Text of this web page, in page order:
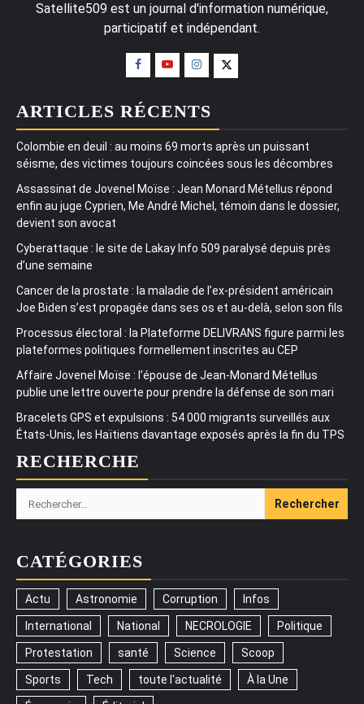
Satellite509 est un journal d'information numérique,
participatif et indépendant.
ARTICLES RÉCENTS
Colombie en deuil : au moins 69 morts après un puissant
séisme, des victimes toujours coincées sous les décombres
Assassinat de Jovenel Moïse : Jean Monard Métellus répond
enfin au juge Cyprien, Me André Michel, témoin dans le dossier,
devient son avocat
Cyberattaque : le site de Lakay Info 509 paralysé depuis près
d’une semaine
Cancer de la prostate : la maladie de l’ex-président américain
Joe Biden s’est propagée dans ses os et au-delà, selon son fils
Processus électoral : la Plateforme DELIVRANS figure parmi les
plateformes politiques formellement inscrites au CEP
Affaire Jovenel Moïse : l’épouse de Jean-Monard Métellus
publie une lettre ouverte pour prendre la défense de son mari
Bracelets GPS et expulsions : 54 000 migrants surveillés aux
États-Unis, les Haïtiens davantage exposés après la fin du TPS
RECHERCHE
Rechercher :
CATÉGORIES
Actu Astronomie Corruption Infos
International National NECROLOGIE Politique
Protestation santé Science Scoop
Sports Tech toute l'actualité À la Une